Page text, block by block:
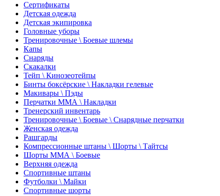
Сертификаты
Детская одежда
Детская экипировка
Головные уборы
Тренировочные \ Боевые шлемы
Капы
Снаряды
Скакалки
Тейп \ Кинозеотейпы
Бинты боксёрские \ Накладки гелевые
Макивары \ Пэды
Перчатки ММА \ Накладки
Тренерский инвентарь
Тренировочные \ Боевые \ Снарядные перчатки
Женская одежда
Рашгарды
Компрессионные штаны \ Шорты \ Тайтсы
Шорты ММА \ Боевые
Верхняя одежда
Спортивные штаны
Футболки \ Майки
Спортивные шорты